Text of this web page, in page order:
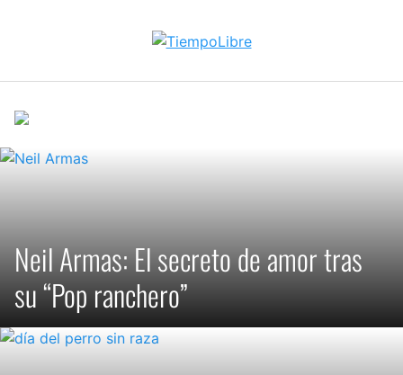
Neil Armas: El secreto de amor tras
su “Pop ranchero”